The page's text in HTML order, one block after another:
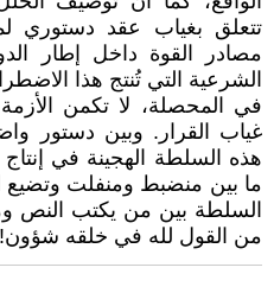
تتعلق بغياب عقد دستوري
مصادر القوة داخل إطار
الشرعية التي تُنتج هذا
في المحصلة، لا تكمن
غياب القرار. وبين دستور
هذه السلطة الهجينة في إنتاج
ما بين منضبط ومنفلت وتضيع
السلطة بين من يكتب النص
من القول لله في خلقه